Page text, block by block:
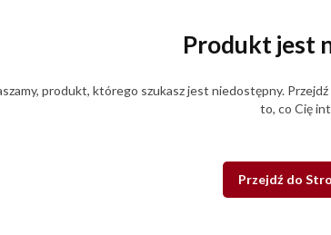
Produkt jest
produkt, którego szukasz jest niedostępny.
to, co Cię
Przejdź do